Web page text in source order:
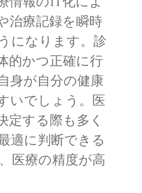
治療記録を瞬時
になります。診
的かつ正確に行
身が自分の健康
いでしょう。医
定する際も多く
適に判断できる
医療の精度が高